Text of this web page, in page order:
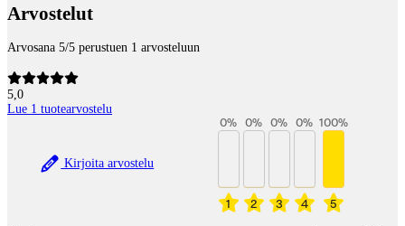
Arvostelut
Arvosana 5/5 perustuen 1 arvosteluun
5,0
Lue 1 tuotearvostelu
Kirjoita arvostelu
1
0%
2
0%
3
0%
4
0%
5
100%